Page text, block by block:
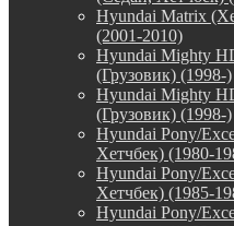
Hyundai Matrix
(2001-2010)
Hyundai Mighty
(Грузовик) (1998-)
Hyundai Mighty
(Грузовик) (1998-)
Hyundai Pony/
Хетчбек) (1980-
Hyundai Pony/
Хетчбек) (1985-
Hyundai Pony/